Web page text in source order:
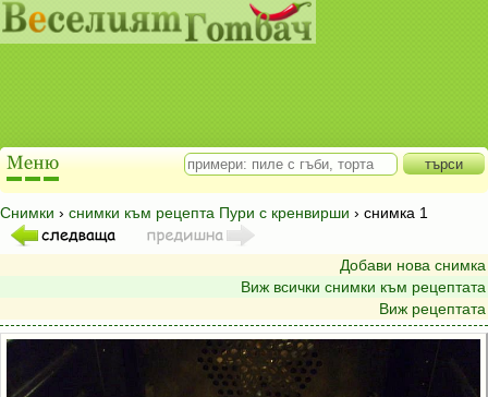
Снимки › снимки към рецепта Пури с кренвирши › снимка 1
Добави нова снимка
Виж всички снимки към рецептата
Виж рецептата